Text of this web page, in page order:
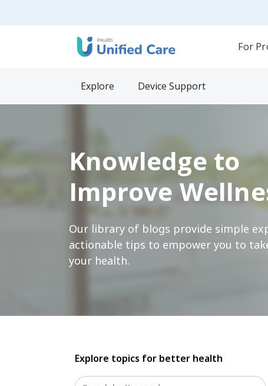
For
Explore Device Support
Knowledge to
Improve
Our library of blogs provide simple
actionable tips to empower you to
your health.
Explore topics for better health